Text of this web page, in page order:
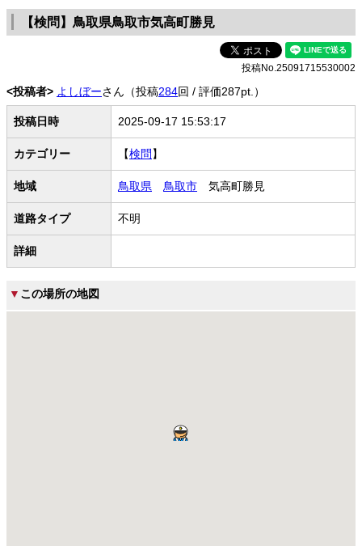
【検問】鳥取県鳥取市気高町勝見
投稿No.25091715530002
<投稿者> よしぼーさん（投稿284回 / 評価287pt.）
投稿日時 2025-09-17 15:53:17
カテゴリー 【検問 】
地域 鳥取県 鳥取市 気高町勝見
道路タイプ 不明
詳細
▼ この場所の地図